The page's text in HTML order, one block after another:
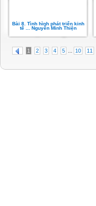
Bài 8. Tình hình phát triển kinh
tế ... Nguyễn Minh Thiện
1 2 3 4 5 ... 10 11